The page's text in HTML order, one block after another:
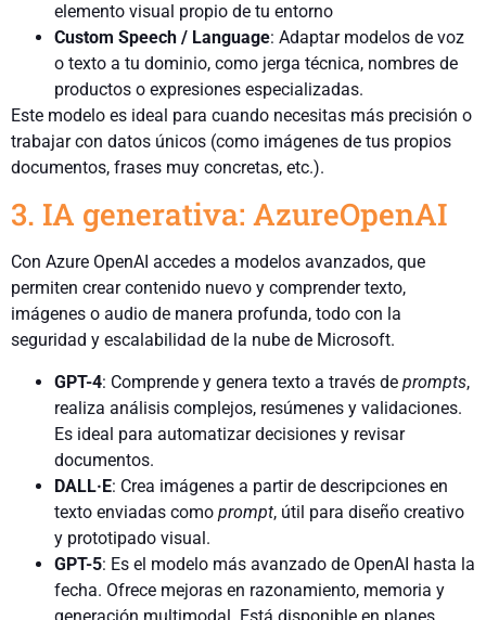
elemento visual propio de tu entorno
Custom Speech / Language: Adaptar modelos de voz
o texto a tu dominio, como jerga técnica, nombres de
productos o expresiones especializadas.
Este modelo es ideal para cuando necesitas más precisión o
trabajar con datos únicos (como imágenes de tus propios
documentos, frases muy concretas, etc.).
3. IA generativa: AzureOpenAI
Con Azure OpenAI accedes a modelos avanzados, que
permiten crear contenido nuevo y comprender texto,
imágenes o audio de manera profunda, todo con la
seguridad y escalabilidad de la nube de Microsoft.
GPT-4: Comprende y genera texto a través de prompts,
realiza análisis complejos, resúmenes y validaciones.
Es ideal para automatizar decisiones y revisar
documentos.
DALL·E: Crea imágenes a partir de descripciones en
texto enviadas como prompt, útil para diseño creativo
y prototipado visual.
GPT-5: Es el modelo más avanzado de OpenAI hasta la
fecha. Ofrece mejoras en razonamiento, memoria y